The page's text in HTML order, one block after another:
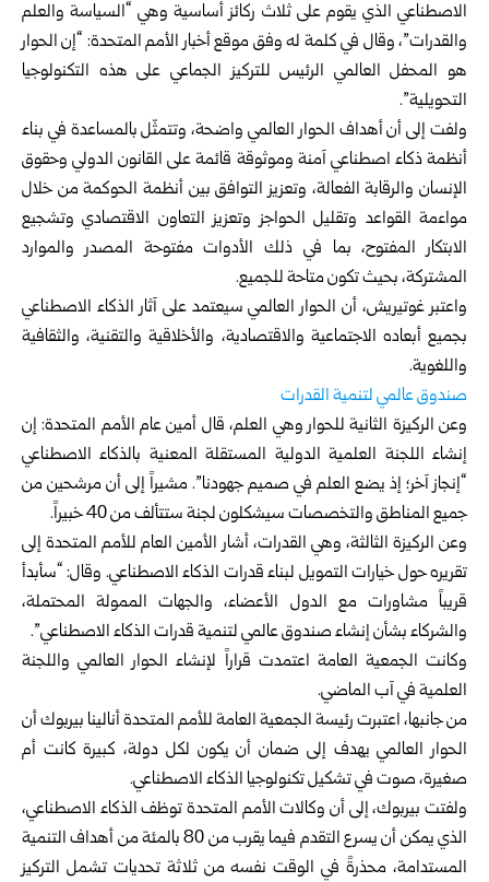
الاصطناعي الذي يقوم على ثلاث ركائز أساسية وهي “السياسة والعلم
والقدرات”، وقال في كلمة له وفق موقع أخبار الأمم المتحدة: “إن الحوار
هو المحفل العالمي الرئيس للتركيز الجماعي على هذه التكنولوجيا
التحويلية”.
ولفت إلى أن أهداف الحوار العالمي واضحة، وتتمثّل بالمساعدة في بناء
أنظمة ذكاء اصطناعي آمنة وموثوقة قائمة على القانون الدولي وحقوق
الإنسان والرقابة الفعالة، وتعزيز التوافق بين أنظمة الحوكمة من خلال
مواءمة القواعد وتقليل الحواجز وتعزيز التعاون الاقتصادي وتشجيع
الابتكار المفتوح، بما في ذلك الأدوات مفتوحة المصدر والموارد
المشتركة، بحيث تكون متاحة للجميع.
واعتبر غوتيريش، أن الحوار العالمي سيعتمد على آثار الذكاء الاصطناعي
بجميع أبعاده الاجتماعية والاقتصادية، والأخلاقية والتقنية، والثقافية
واللغوية.
صندوق عالمي لتنمية القدرات
وعن الركيزة الثانية للحوار وهي العلم، قال أمين عام الأمم المتحدة: إن
إنشاء اللجنة العلمية الدولية المستقلة المعنية بالذكاء الاصطناعي
“إنجاز آخر؛ إذ يضع العلم في صميم جهودنا”. مشيراً إلى أن مرشحين من
جميع المناطق والتخصصات سيشكلون لجنة ستتألف من 40 خبيراً.
وعن الركيزة الثالثة، وهي القدرات، أشار الأمين العام للأمم المتحدة إلى
تقريره حول خيارات التمويل لبناء قدرات الذكاء الاصطناعي. وقال: “سأبدأ
قريباً مشاورات مع الدول الأعضاء، والجهات الممولة المحتملة،
والشركاء بشأن إنشاء صندوق عالمي لتنمية قدرات الذكاء الاصطناعي”.
وكانت الجمعية العامة اعتمدت قراراً لإنشاء الحوار العالمي واللجنة
العلمية في آب الماضي.
من جانبها، اعتبرت رئيسة الجمعية العامة للأمم المتحدة أنالينا بيربوك أن
الحوار العالمي يهدف إلى ضمان أن يكون لكل دولة، كبيرة كانت أم
صغيرة، صوت في تشكيل تكنولوجيا الذكاء الاصطناعي.
ولفتت بيربوك، إلى أن وكالات الأمم المتحدة توظف الذكاء الاصطناعي،
الذي يمكن أن يسرع التقدم فيما يقرب من 80 بالمئة من أهداف التنمية
المستدامة، محذرةً في الوقت نفسه من ثلاثة تحديات تشمل التركيز